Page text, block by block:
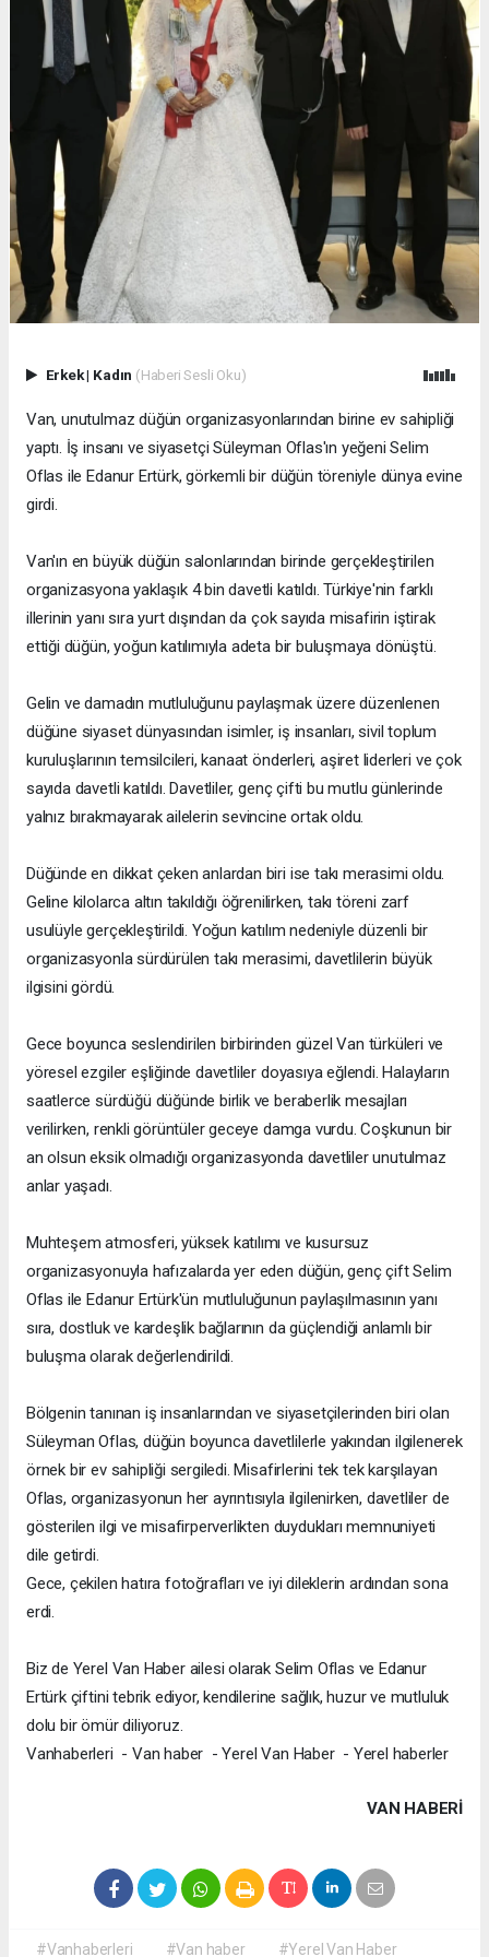
Erkek| Kadın (Haberi Sesli Oku)
Van, unutulmaz düğün organizasyonlarından birine ev sahipliği
yaptı. İş insanı ve siyasetçi Süleyman Oflas'ın yeğeni Selim
Oflas ile Edanur Ertürk, görkemli bir düğün töreniyle dünya evine
girdi.
Van'ın en büyük düğün salonlarından birinde gerçekleştirilen
organizasyona yaklaşık 4 bin davetli katıldı. Türkiye'nin farklı
illerinin yanı sıra yurt dışından da çok sayıda misafirin iştirak
ettiği düğün, yoğun katılımıyla adeta bir buluşmaya dönüştü.
Gelin ve damadın mutluluğunu paylaşmak üzere düzenlenen
düğüne siyaset dünyasından isimler, iş insanları, sivil toplum
kuruluşlarının temsilcileri, kanaat önderleri, aşiret liderleri ve çok
sayıda davetli katıldı. Davetliler, genç çifti bu mutlu günlerinde
yalnız bırakmayarak ailelerin sevincine ortak oldu.
Düğünde en dikkat çeken anlardan biri ise takı merasimi oldu.
Geline kilolarca altın takıldığı öğrenilirken, takı töreni zarf
usulüyle gerçekleştirildi. Yoğun katılım nedeniyle düzenli bir
organizasyonla sürdürülen takı merasimi, davetlilerin büyük
ilgisini gördü.
Gece boyunca seslendirilen birbirinden güzel Van türküleri ve
yöresel ezgiler eşliğinde davetliler doyasıya eğlendi. Halayların
saatlerce sürdüğü düğünde birlik ve beraberlik mesajları
verilirken, renkli görüntüler geceye damga vurdu. Coşkunun bir
an olsun eksik olmadığı organizasyonda davetliler unutulmaz
anlar yaşadı.
Muhteşem atmosferi, yüksek katılımı ve kusursuz
organizasyonuyla hafızalarda yer eden düğün, genç çift Selim
Oflas ile Edanur Ertürk'ün mutluluğunun paylaşılmasının yanı
sıra, dostluk ve kardeşlik bağlarının da güçlendiği anlamlı bir
buluşma olarak değerlendirildi.
Bölgenin tanınan iş insanlarından ve siyasetçilerinden biri olan
Süleyman Oflas, düğün boyunca davetlilerle yakından ilgilenerek
örnek bir ev sahipliği sergiledi. Misafirlerini tek tek karşılayan
Oflas, organizasyonun her ayrıntısıyla ilgilenirken, davetliler de
gösterilen ilgi ve misafirperverlikten duydukları memnuniyeti
dile getirdi.
Gece, çekilen hatıra fotoğrafları ve iyi dileklerin ardından sona
erdi.
Biz de Yerel Van Haber ailesi olarak Selim Oflas ve Edanur
Ertürk çiftini tebrik ediyor, kendilerine sağlık, huzur ve mutluluk
dolu bir ömür diliyoruz.
Vanhaberleri - Van haber - Yerel Van Haber - Yerel haberler
VAN HABERİ
#Vanhaberleri #Van haber
#Yerel Van Haber